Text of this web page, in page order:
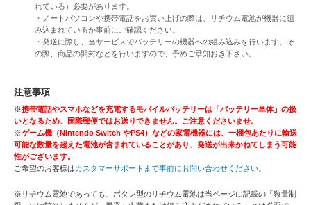
れている）必要があります。
・ノートパソコンや携帯電話をお買い上げの際は、リチウム電池が機器に組
み込まれているか事前にご確認ください。
・発送に際し、当サービスでバッテリーの機器への組み込みを行います。そ
の際、商品の開封などを行いますので、予めご承知おき下さい。
注意事項
※携帯電話やスマホなどを充電するモバイルバッテリーは「バッテリー単体」の扱
いとなるため、国際郵便ではお送りできません。ご注意くださいませ。
※ゲーム機（Nintendo Switch やPS4）などの家電機器には、一梱包あたりに輸送
可能な数量を超えた電池が含まれていることがあり、発送が出来かねてしまう可能
性がございます。
ご希望のお客様はカスタマーサポートまで事前にお問い合わせください。
※リチウム電池であっても、ボタン型のリチウム電池は当ページに記載の「数量制